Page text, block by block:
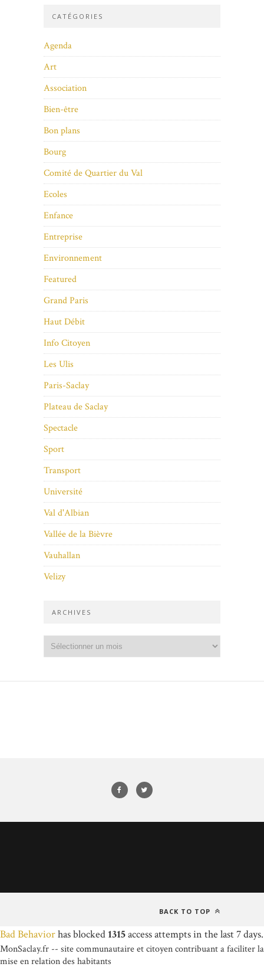
CATÉGORIES
Agenda
Art
Association
Bien-être
Bon plans
Bourg
Comité de Quartier du Val
Ecoles
Enfance
Entreprise
Environnement
Featured
Grand Paris
Haut Débit
Info Citoyen
Les Ulis
Paris-Saclay
Plateau de Saclay
Spectacle
Sport
Transport
Université
Val d'Albian
Vallée de la Bièvre
Vauhallan
Velizy
ARCHIVES
BACK TO TOP
Bad Behaviorhas blocked1315access attempts in the last 7 days.
MonSaclay.fr -- site communautaire et citoyen contribuant a faciliter la
mise en relation des habitants